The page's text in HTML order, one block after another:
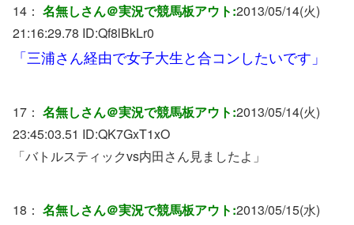
14： 名無しさん＠実況で競馬板アウト:2013/05/14(火)
21:16:29.78 ID:Qf8lBkLr0
「三浦さん経由で女子大生と合コンしたいです」
17： 名無しさん＠実況で競馬板アウト:2013/05/14(火)
23:45:03.51 ID:QK7GxT1xO
「バトルスティックvs内田さん見ましたよ」
18： 名無しさん＠実況で競馬板アウト:2013/05/15(水)